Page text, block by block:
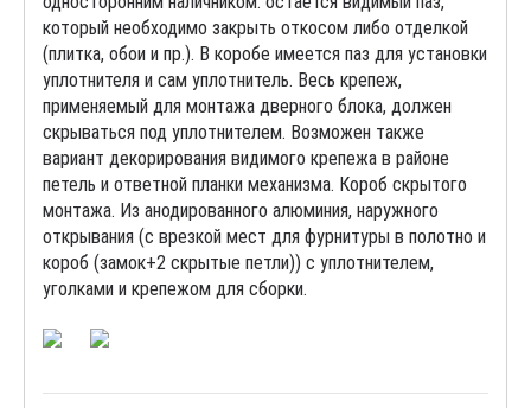
который необходимо закрыть откосом либо отделкой
(плитка, обои и пр.). В коробе имеется паз для установки
уплотнителя и сам уплотнитель. Весь крепеж,
применяемый для монтажа дверного блока, должен
скрываться под уплотнителем. Возможен также
вариант декорирования видимого крепежа в районе
петель и ответной планки механизма. Короб скрытого
монтажа. Из анодированного алюминия, наружного
открывания (с врезкой мест для фурнитуры в полотно и
короб (замок+2 скрытые петли)) с уплотнителем,
уголками и крепежом для сборки.